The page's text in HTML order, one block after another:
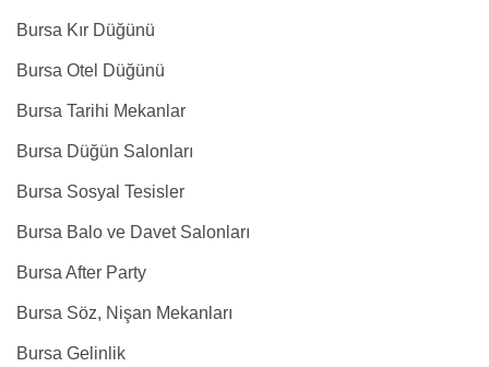
Bursa Kır Düğünü
Bursa Otel Düğünü
Bursa Tarihi Mekanlar
Bursa Düğün Salonları
Bursa Sosyal Tesisler
Bursa Balo ve Davet Salonları
Bursa After Party
Bursa Söz, Nişan Mekanları
Bursa Gelinlik